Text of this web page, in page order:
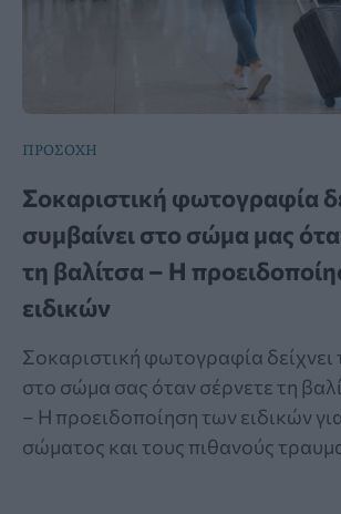
ΠΡΟΣΟΧΗ
Σοκαριστική φωτογραφία
συμβαίνει στο σώμα μας
τη βαλίτσα – Η
ειδικών
Σοκαριστική φωτογραφία δείχνει
στο σώμα σας όταν σέρνετε τη
– Η προειδοποίηση των ειδικών
σώματος και τους πιθανούς